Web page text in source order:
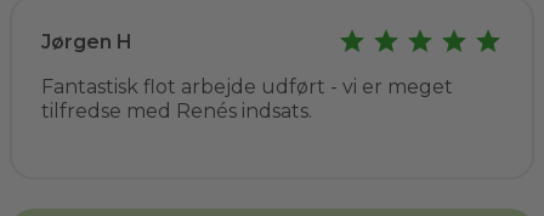
Jørgen H
Fantastisk flot arbejde udført - vi er meget
tilfredse med Renés indsats.